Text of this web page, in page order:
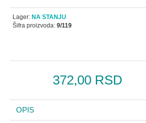
372,00 RSD
Lager: NA STANJU
Šifra proizvoda: 9/119
OPIS